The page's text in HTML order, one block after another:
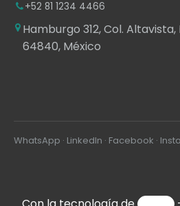
+52 81 1234 4466
Hamburgo 312, Col. Altavista,
64840, México
WhatsApp · LinkedIn · Facebook ·